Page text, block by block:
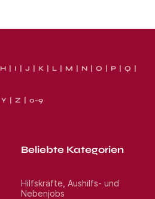
H I J K L M N O P Q
Y Z 0-9
Beliebte Kategorien
Hilfskräfte, Aushilfs- und
Nebenjobs